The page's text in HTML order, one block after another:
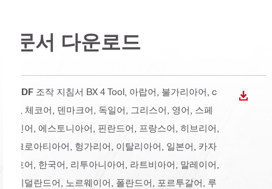
문서 다운로드
PDF 조작 지침서 BX 4 Tool , 아랍어, 불가리아어, c
n, 체코어, 덴마크어, 독일어, 그리스어, 영어, 스페
인어, 에스토니아어, 핀란드어, 프랑스어, 히브리어,
크로아티아어, 헝가리어, 이탈리아어, 일본어, 카자
흐어, 한국어, 리투아니아어, 라트비아어, 말레이어,
네덜란드어, 노르웨이어, 폴란드어, 포르투갈어, 루
다운로